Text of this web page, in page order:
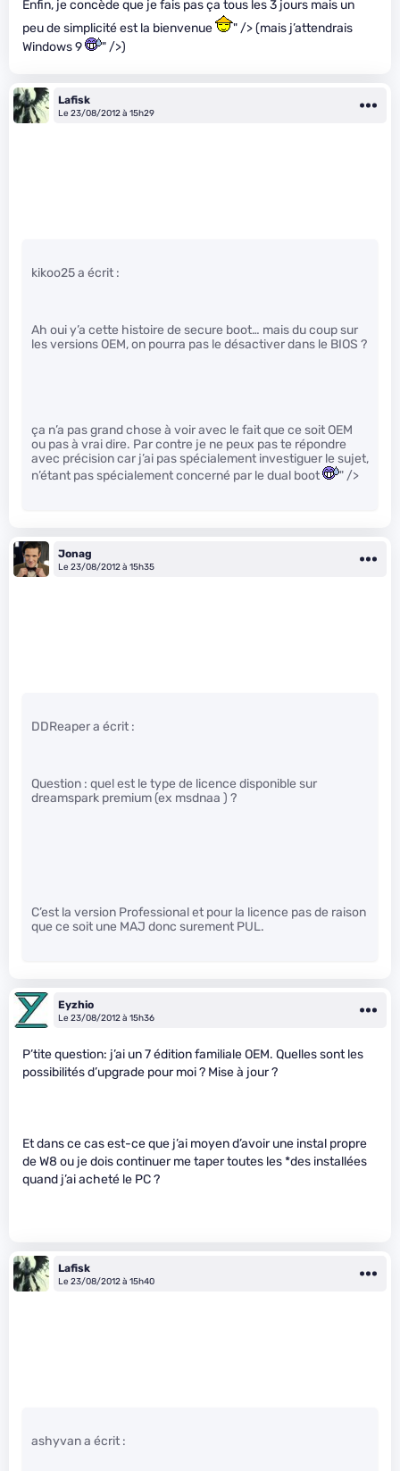
Enfin, je concède que je fais pas ça tous les 3 jours mais un
peu de simplicité est la bienvenue
" /> (mais j’attendrais
Windows 9
" />)
Lafisk
Le 23/08/2012 à 15h29
kikoo25 a écrit :
Ah oui y’a cette histoire de secure boot… mais du coup sur
les versions OEM, on pourra pas le désactiver dans le BIOS ?
ça n’a pas grand chose à voir avec le fait que ce soit OEM
ou pas à vrai dire. Par contre je ne peux pas te répondre
avec précision car j’ai pas spécialement investiguer le sujet,
n’étant pas spécialement concerné par le dual boot
" />
Jonag
Le 23/08/2012 à 15h35
DDReaper a écrit :
Question : quel est le type de licence disponible sur
dreamspark premium (ex msdnaa ) ?
C’est la version Professional et pour la licence pas de raison
que ce soit une MAJ donc surement PUL.
Eyzhio
Le 23/08/2012 à 15h36
P’tite question: j’ai un 7 édition familiale OEM. Quelles sont les
possibilités d’upgrade pour moi ? Mise à jour ?
Et dans ce cas est-ce que j’ai moyen d’avoir une instal propre
de W8 ou je dois continuer me taper toutes les*des installées
quand j’ai acheté le PC ?
Lafisk
Le 23/08/2012 à 15h40
ashyvan a écrit :